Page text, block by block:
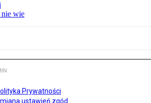
nie wie
Prywatności
ustawień zgód